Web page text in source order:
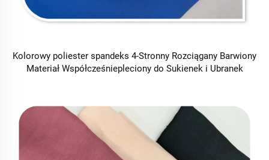
Kolorowy poliester spandeks 4-Stronny Rozciągany Barwiony
Materiał Współcześniepleciony do Sukienek i Ubranek